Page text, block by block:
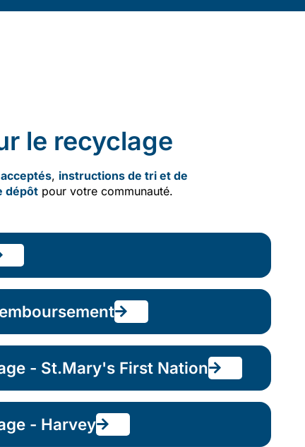
le recyclage
, instructions de tri et de
dépôt pour votre communauté.
- St.Mary's First Nation
- Harvey